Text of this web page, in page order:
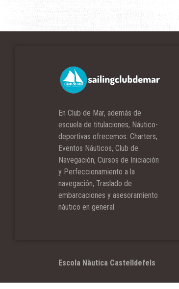
En Club de Mar, además de
escuela de titulaciones, Náutico-
deportivas ofrecemos: Charters,
Eventos Náuticos, Club de
Navegación, Cursos de Iniciación
y Perfeccionamiento a la
navegación, Traslado de
embarcaciones y asesoramiento
náutico en general.
Escola Nàutica Castelldefels